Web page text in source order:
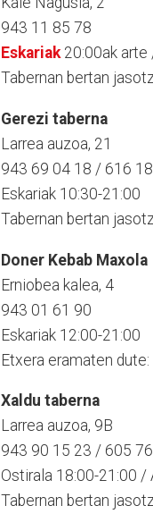
943 11 85 78
Eskariak 20:00ak
Tabernan bertan
Gerezi taberna
Larrea auzoa, 21
943 69 04 18 / 616
Eskariak 10:30-21:00
Tabernan bertan
Doner Kebab Maxola
Erniobea kalea, 4
943 01 61 90
Eskariak 12:00-21:00
Etxera eramaten
Xaldu taberna
Larrea auzoa, 9B
943 90 15 23 / 605
Ostirala 18:00-21:00 /
Tabernan bertan